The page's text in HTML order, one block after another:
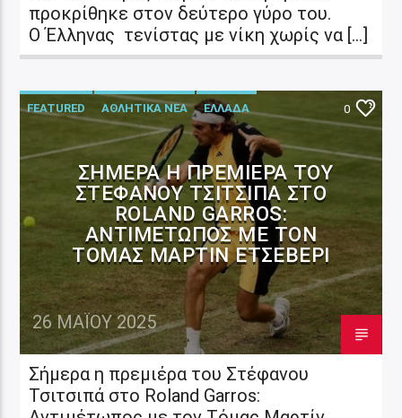
προκρίθηκε στον δεύτερο γύρο του.
Ο Έλληνας τενίστας με νίκη χωρίς να […]
FEATURED ΑΘΛΗΤΙΚΑ ΝΕΑ ΕΛΛΑΔΑ 0
ΣΉΜΕΡΑ Η ΠΡΕΜΙΈΡΑ ΤΟΥ
ΣΤΈΦΑΝΟΥ ΤΣΙΤΣΙΠΆ ΣΤΟ
ROLAND GARROS:
ΑΝΤΙΜΈΤΩΠΟΣ ΜΕ ΤΟΝ
ΤΌΜΑΣ ΜΑΡΤΊΝ ΕΤΣΕΒΕΡΊ
26 ΜΑΪ́ΟΥ 2025
Σήμερα η πρεμιέρα του Στέφανου
Τσιτσιπά στο Roland Garros: